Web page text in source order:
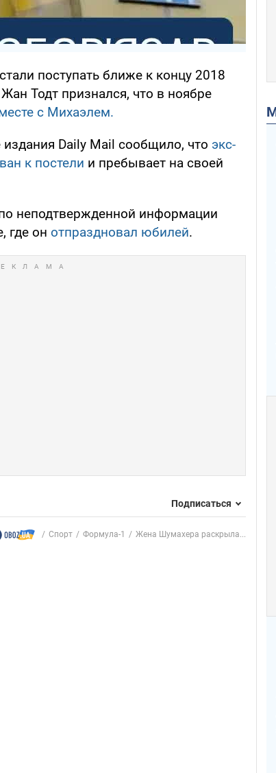
поступать ближе к концу 2018
Тодт признался, что в ноябре
с Михаэлем.
Daily Mail сообщило, что экс-
к постели и пребывает на своей
неподтвержденной информации
где он отпраздновал юбилей.
Подписаться
Спорт Формула-1 Жена Шумахера раскрыла...